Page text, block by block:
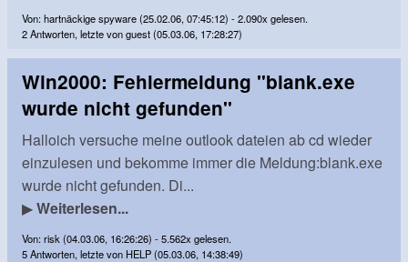
Von: hartnäckige spyware (25.02.06, 07:45:12) - 2.090x gelesen.
2 Antworten, letzte von guest (05.03.06, 17:28:27)
Win2000: Fehlermeldung "blank.exe
wurde nicht gefunden"
Halloich versuche meine outlook dateien ab cd wieder
einzulesen und bekomme immer die Meldung:blank.exe
wurde nicht gefunden. Di...
▶Weiterlesen...
Von: risk (04.03.06, 16:26:26) - 5.562x gelesen.
5 Antworten, letzte von HELP (05.03.06, 14:38:49)